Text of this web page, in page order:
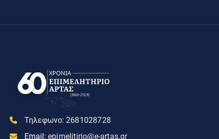
Τηλεφωνο: 2681028728
Email: epimelitirio@e-artas.gr